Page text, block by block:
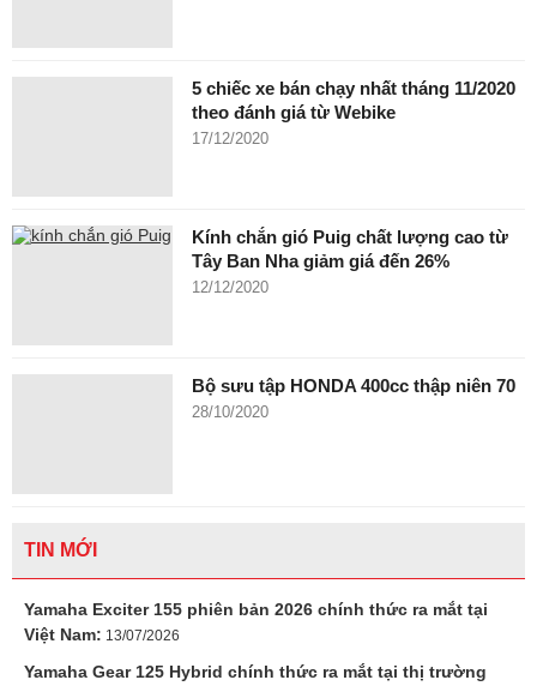
5 chiếc xe bán chạy nhất tháng 11/2020
theo đánh giá từ Webike
17/12/2020
Kính chắn gió Puig chất lượng cao từ
Tây Ban Nha giảm giá đến 26%
12/12/2020
Bộ sưu tập HONDA 400cc thập niên 70
28/10/2020
TIN MỚI
Yamaha Exciter 155 phiên bản 2026 chính thức ra mắt tại
Việt Nam: 13/07/2026
Yamaha Gear 125 Hybrid chính thức ra mắt tại thị trường